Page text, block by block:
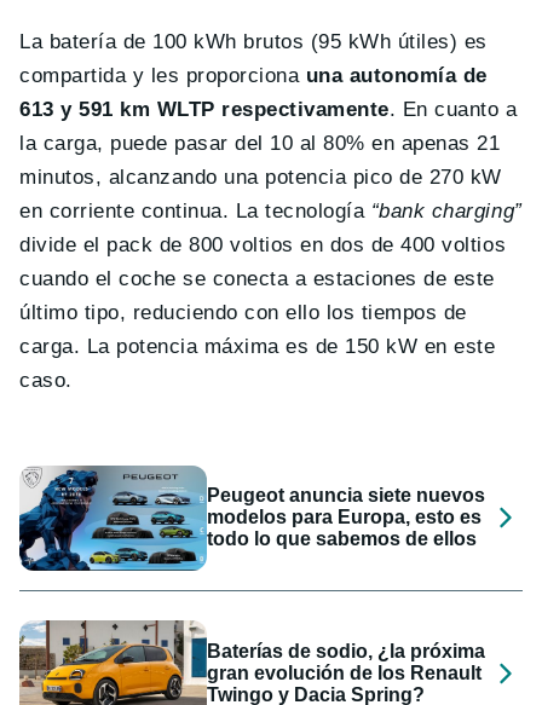
La batería de 100 kWh brutos (95 kWh útiles) es
compartida y les proporciona una autonomía de
613 y 591 km WLTP respectivamente. En cuanto a
la carga, puede pasar del 10 al 80% en apenas 21
minutos, alcanzando una potencia pico de 270 kW
en corriente continua. La tecnología “bank charging”
divide el pack de 800 voltios en dos de 400 voltios
cuando el coche se conecta a estaciones de este
último tipo, reduciendo con ello los tiempos de
carga. La potencia máxima es de 150 kW en este
caso.
Peugeot anuncia siete nuevos
modelos para Europa, esto es
todo lo que sabemos de ellos
Baterías de sodio, ¿la próxima
gran evolución de los Renault
Twingo y Dacia Spring?